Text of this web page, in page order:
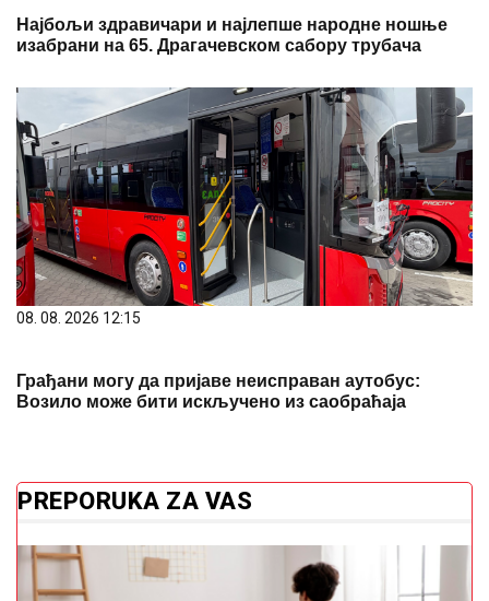
Најбољи здравичари и најлепше народне ношње
изабрани на 65. Драгачевском сабору трубача
08. 08. 2026 12:15
Грађани могу да пријаве неисправан аутобус:
Возило може бити искључено из саобраћаја
PREPORUKA ZA VAS